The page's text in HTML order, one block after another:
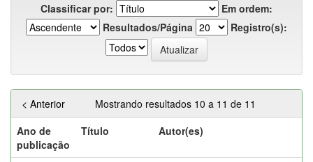
Classificar por:
Em ordem:
Resultados/Página
Registro(s):
Mostrando resultados 10 a 11 de 11
< Anterior
Ano de
publicação
Título Autor(es)